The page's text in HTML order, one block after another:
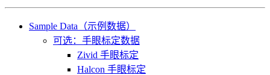
Sample Data（示例数据）
可选：手眼标定数据
Zivid 手眼标定
Halcon 手眼标定